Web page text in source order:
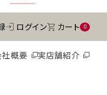
ログイン カート 0
概要 実店舗紹介